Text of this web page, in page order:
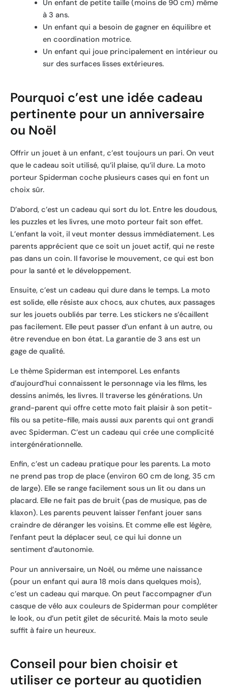
Un enfant de petite taille (moins de 90 cm) même
à 3 ans.
Un enfant qui a besoin de gagner en équilibre et
en coordination motrice.
Un enfant qui joue principalement en intérieur ou
sur des surfaces lisses extérieures.
Pourquoi c’est une idée cadeau
pertinente pour un anniversaire
ou Noël
Offrir un jouet à un enfant, c’est toujours un pari. On veut
que le cadeau soit utilisé, qu’il plaise, qu’il dure. La moto
porteur Spiderman coche plusieurs cases qui en font un
choix sûr.
D’abord, c’est un cadeau qui sort du lot. Entre les doudous,
les puzzles et les livres, une moto porteur fait son effet.
L’enfant la voit, il veut monter dessus immédiatement. Les
parents apprécient que ce soit un jouet actif, qui ne reste
pas dans un coin. Il favorise le mouvement, ce qui est bon
pour la santé et le développement.
Ensuite, c’est un cadeau qui dure dans le temps. La moto
est solide, elle résiste aux chocs, aux chutes, aux passages
sur les jouets oubliés par terre. Les stickers ne s’écaillent
pas facilement. Elle peut passer d’un enfant à un autre, ou
être revendue en bon état. La garantie de 3 ans est un
gage de qualité.
Le thème Spiderman est intemporel. Les enfants
d’aujourd’hui connaissent le personnage via les films, les
dessins animés, les livres. Il traverse les générations. Un
grand-parent qui offre cette moto fait plaisir à son petit-
fils ou sa petite-fille, mais aussi aux parents qui ont grandi
avec Spiderman. C’est un cadeau qui crée une complicité
intergénérationnelle.
Enfin, c’est un cadeau pratique pour les parents. La moto
ne prend pas trop de place (environ 60 cm de long, 35 cm
de large). Elle se range facilement sous un lit ou dans un
placard. Elle ne fait pas de bruit (pas de musique, pas de
klaxon). Les parents peuvent laisser l’enfant jouer sans
craindre de déranger les voisins. Et comme elle est légère,
l’enfant peut la déplacer seul, ce qui lui donne un
sentiment d’autonomie.
Pour un anniversaire, un Noël, ou même une naissance
(pour un enfant qui aura 18 mois dans quelques mois),
c’est un cadeau qui marque. On peut l’accompagner d’un
casque de vélo aux couleurs de Spiderman pour compléter
le look, ou d’un petit gilet de sécurité. Mais la moto seule
suffit à faire un heureux.
Conseil pour bien choisir et
utiliser ce porteur au quotidien